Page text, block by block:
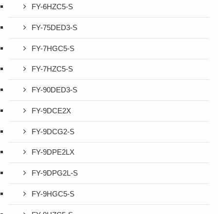
FY-6HZC5-S
FY-75DED3-S
FY-7HGC5-S
FY-7HZC5-S
FY-90DED3-S
FY-9DCE2X
FY-9DCG2-S
FY-9DPE2LX
FY-9DPG2L-S
FY-9HGC5-S